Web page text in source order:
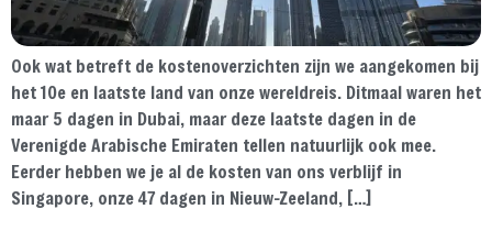
Ook wat betreft de kostenoverzichten zijn we aangekomen bij
het 10e en laatste land van onze wereldreis. Ditmaal waren het
maar 5 dagen in Dubai, maar deze laatste dagen in de
Verenigde Arabische Emiraten tellen natuurlijk ook mee.
Eerder hebben we je al de kosten van ons verblijf in
Singapore, onze 47 dagen in Nieuw-Zeeland, […]